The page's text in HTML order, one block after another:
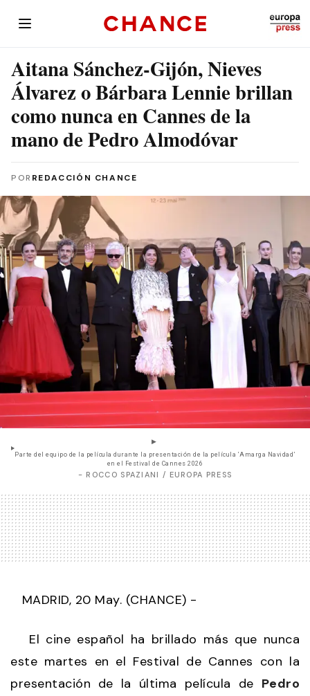
Aitana Sánchez-Gijón, Nieves
Álvarez o Bárbara Lennie brillan
como nunca en Cannes de la
mano de Pedro Almodóvar
POR REDACCIÓN CHANCE
Parte del equipo de la película durante la presentación de la película ‘Amarga Navidad’
en el Festival de Cannes 2026
- ROCCO SPAZIANI / EUROPA PRESS
MADRID, 20 May. (CHANCE) -
El cine español ha brillado más que nunca
este martes en el Festival de Cannes con la
presentación de la última película de Pedro